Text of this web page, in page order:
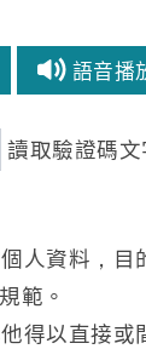
語音播
讀取驗證碼
人資料，目
範。
得以直接或